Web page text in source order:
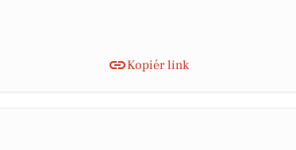
Kopiér link